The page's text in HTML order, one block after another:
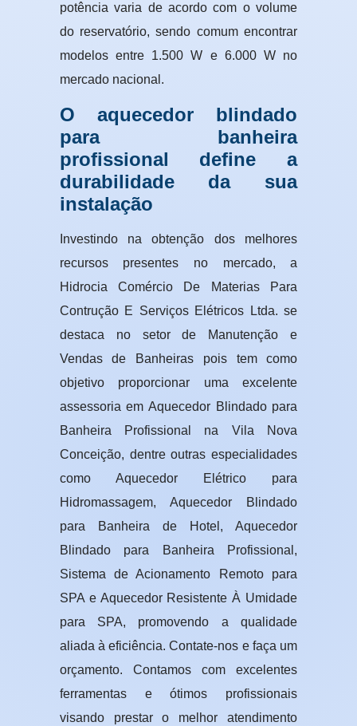
potência varia de acordo com o volume
do reservatório, sendo comum encontrar
modelos entre 1.500 W e 6.000 W no
mercado nacional.
O aquecedor blindado
para banheira
profissional define a
durabilidade da sua
instalação
Investindo na obtenção dos melhores
recursos presentes no mercado, a
Hidrocia Comércio De Materias Para
Contrução E Serviços Elétricos Ltda. se
destaca no setor de Manutenção e
Vendas de Banheiras pois tem como
objetivo proporcionar uma excelente
assessoria em Aquecedor Blindado para
Banheira Profissional na Vila Nova
Conceição, dentre outras especialidades
como Aquecedor Elétrico para
Hidromassagem, Aquecedor Blindado
para Banheira de Hotel, Aquecedor
Blindado para Banheira Profissional,
Sistema de Acionamento Remoto para
SPA e Aquecedor Resistente À Umidade
para SPA, promovendo a qualidade
aliada à eficiência. Contate-nos e faça um
orçamento. Contamos com excelentes
ferramentas e ótimos profissionais
visando prestar o melhor atendimento